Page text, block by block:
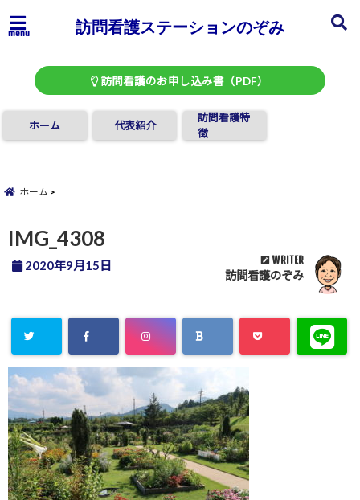
menu 訪問看護ステーションのぞみ
訪問看護のお申し込み書（PDF）
ホーム 代表紹介
訪問看護特
徴
ホーム
IMG_4308
2020年9月15日 WRITER
訪問看護のぞみ